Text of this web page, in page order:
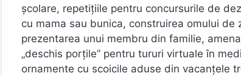
școlare, repetițiile pentru concursurile de
cu mama sau bunica, construirea omului
prezentarea unui membru din familie,
„deschis porțile” pentru tururi virtuale în
ornamente cu scoicile aduse din vacanțele